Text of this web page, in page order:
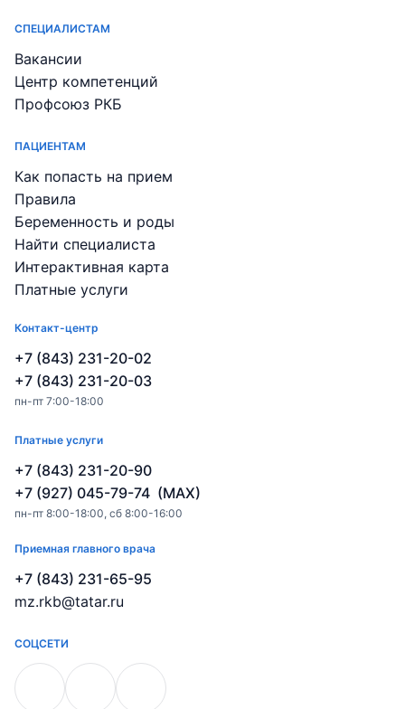
СПЕЦИАЛИСТАМ
Вакансии
Центр компетенций
Профсоюз РКБ
ПАЦИЕНТАМ
Как попасть на прием
Правила
Беременность и роды
Найти специалиста
Интерактивная карта
Платные услуги
Контакт-центр
+7 (843) 231-20-02
+7 (843) 231-20-03
пн-пт 7:00-18:00
Платные услуги
+7 (843) 231-20-90
+7 (927) 045-79-74 (MAX)
пн-пт 8:00-18:00, сб 8:00-16:00
Приемная главного врача
+7 (843) 231-65-95
mz.rkb@tatar.ru
СОЦСЕТИ